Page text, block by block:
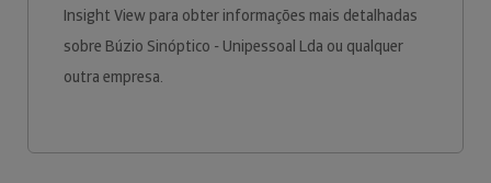
Insight View para obter informações mais detalhadas
sobre Búzio Sinóptico - Unipessoal Lda ou qualquer
outra empresa.